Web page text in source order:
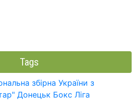
Tags
збірна України з
Донецьк Бокс Ліга